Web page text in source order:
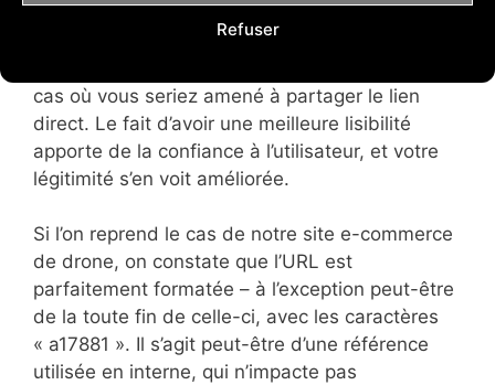
Refuser
Ce type d’URL non formatée et non optimisée
empêche à la fois Google et les utilisateurs de
cas où vous seriez amené à partager le lien
direct. Le fait d’avoir une meilleure lisibilité
apporte de la confiance à l’utilisateur, et votre
légitimité s’en voit améliorée.
Si l’on reprend le cas de notre site e-commerce
de drone, on constate que l’URL est
parfaitement formatée – à l’exception peut-être
de la toute fin de celle-ci, avec les caractères
« a17881 ». Il s’agit peut-être d’une référence
utilisée en interne, qui n’impacte pas